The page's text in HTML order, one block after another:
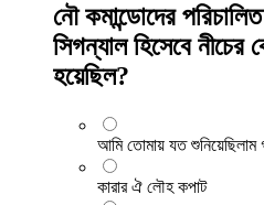
নৌ কমান্ডোদের
সিগন্যাল হিসেবে
হয়েছিল?
আমি তোমায় যত শুনিয়েছিলাম
কারার ঐ লৌহ কপাট